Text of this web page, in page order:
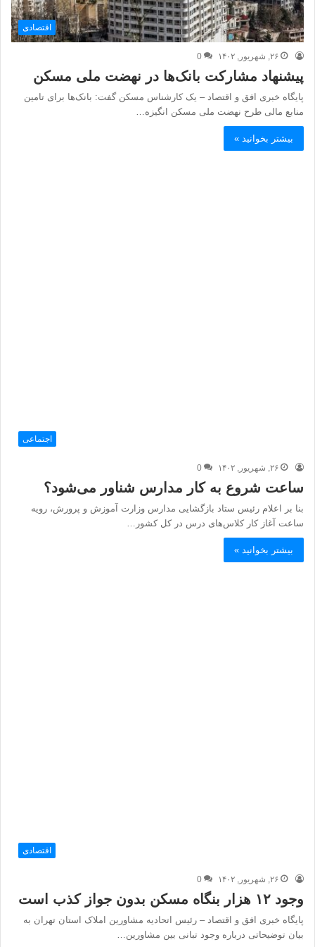
اقتصادی
۲۶, شهریور, ۱۴۰۲ 0
پیشنهاد مشارکت بانک‌ها در نهضت ملی مسکن
پایگاه خبری افق و اقتصاد – یک کارشناس مسکن گفت: بانک‌ها برای تامین
منابع مالی طرح نهضت ملی مسکن انگیزه‌…
بیشتر بخوانید »
اجتماعی
۲۶, شهریور, ۱۴۰۲ 0
ساعت شروع به کار مدارس شناور می‌شود؟
بنا بر اعلام رئیس ستاد بازگشایی مدارس وزارت آموزش و پرورش، رویه
ساعت آغاز کار کلاس‌های درس در کل کشور…
بیشتر بخوانید »
اقتصادی
۲۶, شهریور, ۱۴۰۲ 0
وجود ۱۲ هزار بنگاه مسکن بدون جواز کذب است
پایگاه خبری افق و اقتصاد – رئیس اتحادیه مشاورین املاک استان تهران به
بیان توضیحاتی درباره وجود تبانی بین مشاورین…